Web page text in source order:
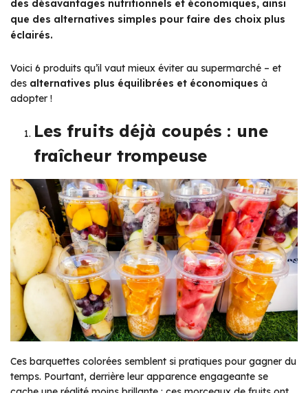
des désavantages nutritionnels et économiques, ainsi
que des alternatives simples pour faire des choix plus
éclairés.
Voici 6 produits qu’il vaut mieux éviter au supermarché – et
des alternatives plus équilibrées et économiques à
adopter !
Les fruits déjà coupés : une
fraîcheur trompeuse
Ces barquettes colorées semblent si pratiques pour gagner du
temps. Pourtant, derrière leur apparence engageante se